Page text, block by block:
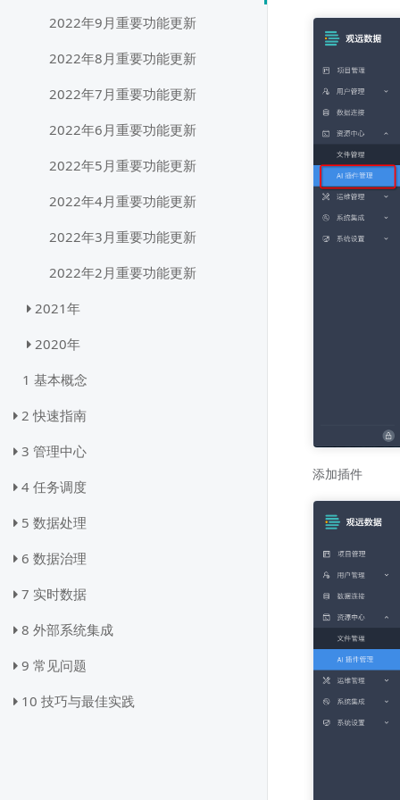
2022年9月重要功能更新
2022年8月重要功能更新
2022年7月重要功能更新
2022年6月重要功能更新
2022年5月重要功能更新
2022年4月重要功能更新
2022年3月重要功能更新
2022年2月重要功能更新
2021年
2020年
1 基本概念
2 快速指南
3 管理中心
4 任务调度
5 数据处理
6 数据治理
7 实时数据
8 外部系统集成
9 常见问题
10 技巧与最佳实践
添加插件